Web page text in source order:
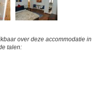
over deze accommodatie in
talen: